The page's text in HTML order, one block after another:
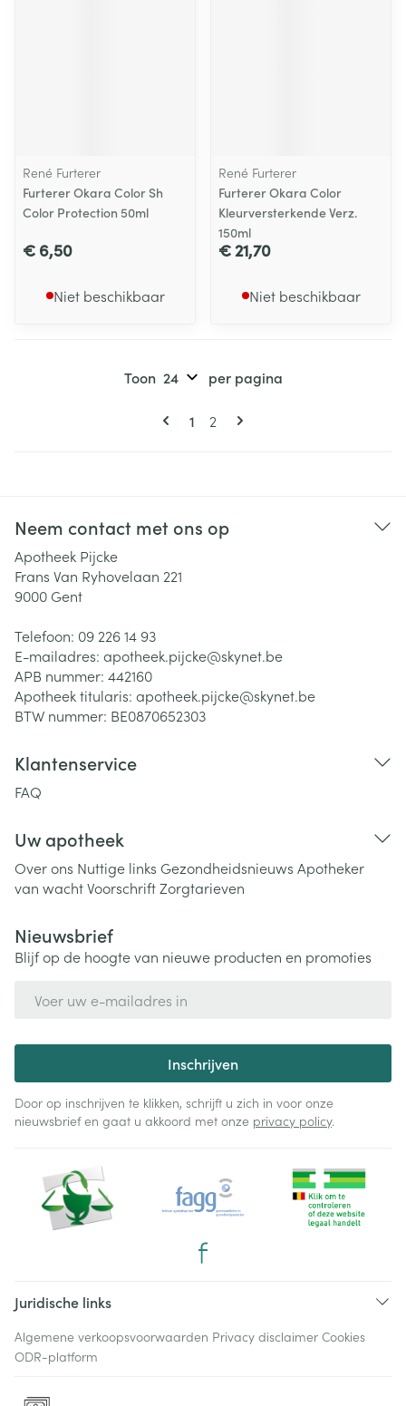
René Furterer
Furterer Okara Color Sh
Color Protection 50ml
€ 6,50
Niet beschikbaar
René Furterer
Furterer Okara Color
Kleurversterkende Verz.
150ml
€ 21,70
Niet beschikbaar
Pagina's
U lees momenteel pagina
1 Pagina
2
Toon per pagina
Neem contact met ons op
Apotheek Pijcke
Frans Van Ryhovelaan 221
9000 Gent
Telefoon: 09 226 14 93
E-mailadres: apotheek.pijcke@skynet.be
APB nummer: 442160
Apotheek titularis: apotheek.pijcke@skynet.be
BTW nummer: BE0870652303
Klantenservice
FAQ
Uw apotheek
Over ons Nuttige links Gezondheidsnieuws Apotheker
van wachtVoorschriftZorgtarieven
Nieuwsbrief
Blijf op de hoogte van nieuwe producten en promoties
Inschrijven
Door op inschrijven te klikken, schrijft u zich in voor onze
nieuwsbrief en gaat u akkoord met onze privacy policy.
Juridische links
Algemene verkoopsvoorwaarden Privacy disclaimer Cookies
ODR-platform